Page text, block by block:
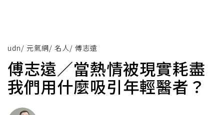
udn/ 元氣網/ 名人/ 傅志遠
傅志遠／當熱情被現實耗盡
我們用什麼吸引年輕醫者？